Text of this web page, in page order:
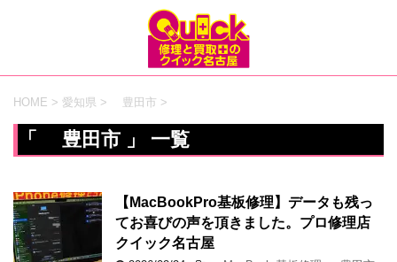
HOME > 愛知県 > 豊田市 >
「 豊田市 」 一覧
【MacBookPro基板修理】データも残っ
てお喜びの声を頂きました。プロ修理店
クイック名古屋